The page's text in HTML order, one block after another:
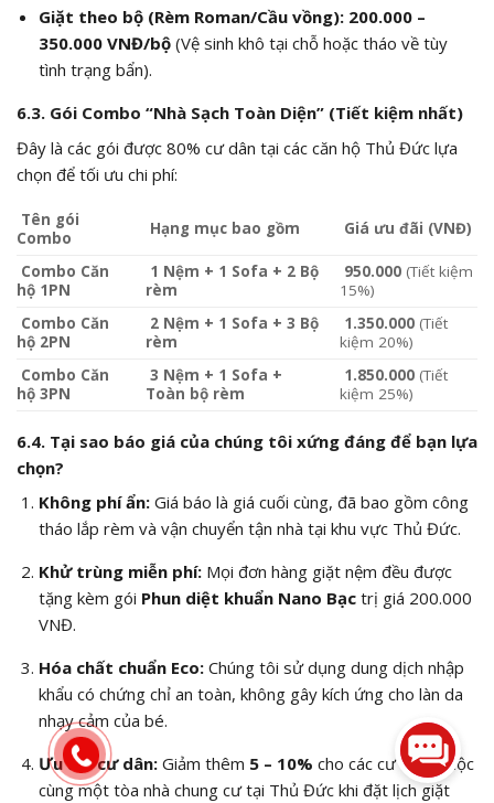
Giặt theo bộ (Rèm Roman/Cầu vồng): 200.000 –
350.000 VNĐ/bộ(Vệ sinh khô tại chỗ hoặc tháo về tùy
tình trạng bẩn).
6.3. Gói Combo “Nhà Sạch Toàn Diện” (Tiết kiệm nhất)
Đây là các gói được 80% cư dân tại các căn hộ Thủ Đức lựa
chọn để tối ưu chi phí:
Tên gói
Combo
Hạng mục bao gồm Giá ưu đãi (VNĐ)
Combo Căn
hộ 1PN
1 Nệm + 1 Sofa + 2 Bộ
rèm
950.000(Tiết kiệm
15%)
Combo Căn
hộ 2PN
2 Nệm + 1 Sofa + 3 Bộ
rèm
1.350.000(Tiết
kiệm 20%)
Combo Căn
hộ 3PN
3 Nệm + 1 Sofa +
Toàn bộ rèm
1.850.000(Tiết
kiệm 25%)
6.4. Tại sao báo giá của chúng tôi xứng đáng để bạn lựa
chọn?
Không phí ẩn:Giá báo là giá cuối cùng, đã bao gồm công
tháo lắp rèm và vận chuyển tận nhà tại khu vực Thủ Đức.
Khử trùng miễn phí:Mọi đơn hàng giặt nệm đều được
tặng kèm gói Phun diệt khuẩn Nano Bạctrị giá 200.000
VNĐ.
Hóa chất chuẩn Eco:Chúng tôi sử dụng dung dịch nhập
khẩu có chứng chỉ an toàn, không gây kích ứng cho làn da
nhạy cảm của bé.
Ưu đãi cư dân:Giảm thêm 5 – 10% cho các cư dân thuộc
cùng một tòa nhà chung cư tại Thủ Đức khi đặt lịch giặt